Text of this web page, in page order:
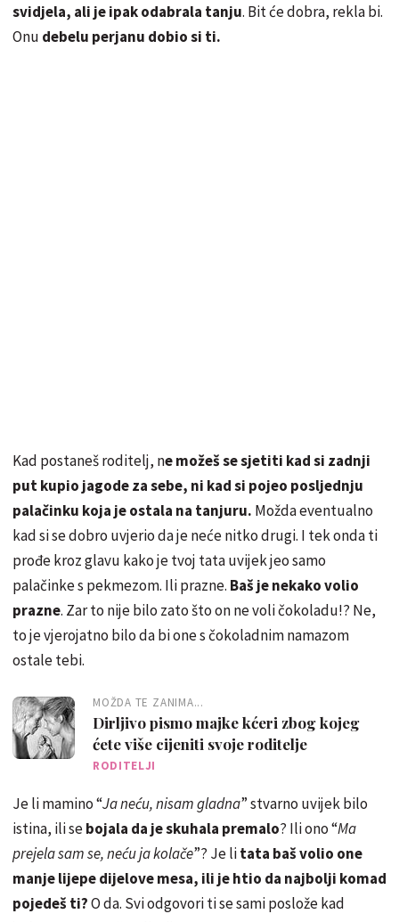
svidjela, ali je ipak odabrala tanju. Bit će dobra, rekla bi.
Onu debelu perjanu dobio si ti.
Kad postaneš roditelj, ne možeš se sjetiti kad si zadnji
put kupio jagode za sebe, ni kad si pojeo posljednju
palačinku koja je ostala na tanjuru. Možda eventualno
kad si se dobro uvjerio da je neće nitko drugi. I tek onda ti
prođe kroz glavu kako je tvoj tata uvijek jeo samo
palačinke s pekmezom. Ili prazne. Baš je nekako volio
prazne. Zar to nije bilo zato što on ne voli čokoladu!? Ne,
to je vjerojatno bilo da bi one s čokoladnim namazom
ostale tebi.
MOŽDA TE ZANIMA...
Dirljivo pismo majke kćeri zbog kojeg
ćete više cijeniti svoje roditelje
RODITELJI
Je li mamino “Ja neću, nisam gladna” stvarno uvijek bilo
istina, ili sebojala da je skuhala premalo? Ili ono “Ma
prejela sam se, neću ja kolače”? Je litata baš volio one
manje lijepe dijelove mesa, ili je htio da najbolji komad
pojedeš ti?O da. Svi odgovori ti se sami poslože kad